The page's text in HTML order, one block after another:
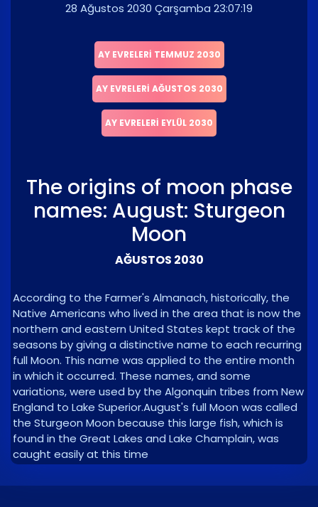
28 Ağustos 2030 Çarşamba 23:07:19
AY EVRELERI TEMMUZ 2030
AY EVRELERI AĞUSTOS 2030
AY EVRELERI EYLÜL 2030
The origins of moon phase
names: August: Sturgeon
Moon
AĞUSTOS 2030
According to the Farmer's Almanach, historically, the
Native Americans who lived in the area that is now the
northern and eastern United States kept track of the
seasons by giving a distinctive name to each recurring
full Moon. This name was applied to the entire month
in which it occurred. These names, and some
variations, were used by the Algonquin tribes from New
England to Lake Superior.August's full Moon was called
the Sturgeon Moon because this large fish, which is
found in the Great Lakes and Lake Champlain, was
caught easily at this time